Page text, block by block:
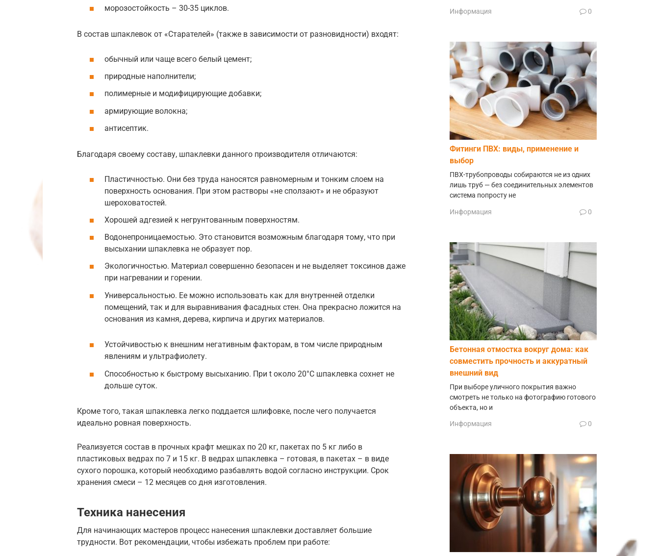
морозостойкость – 30-35 циклов.
В состав шпаклевок от «Старателей» (также в зависимости от разновидности) входят:
обычный или чаще всего белый цемент;
природные наполнители;
полимерные и модифицирующие добавки;
армирующие волокна;
антисептик.
Благодаря своему составу, шпаклевки данного производителя отличаются:
Пластичностью. Они без труда наносятся равномерным и тонким слоем на
поверхность основания. При этом растворы «не сползают» и не образуют
шероховатостей.
Хорошей адгезией к негрунтованным поверхностям.
Водонепроницаемостью. Это становится возможным благодаря тому, что при
высыхании шпаклевка не образует пор.
Экологичностью. Материал совершенно безопасен и не выделяет токсинов даже
при нагревании и горении.
Универсальностью. Ее можно использовать как для внутренней отделки
помещений, так и для выравнивания фасадных стен. Она прекрасно ложится на
основания из камня, дерева, кирпича и других материалов.
Устойчивостью к внешним негативным факторам, в том числе природным
явлениям и ультрафиолету.
Способностью к быстрому высыханию. При t около 20°С шпаклевка сохнет не
дольше суток.
Кроме того, такая шпаклевка легко поддается шлифовке, после чего получается
идеально ровная поверхность.
Реализуется состав в прочных крафт мешках по 20 кг, пакетах по 5 кг либо в
пластиковых ведрах по 7 и 15 кг. В ведрах шпаклевка – готовая, в пакетах – в виде
сухого порошка, который необходимо разбавлять водой согласно инструкции. Срок
хранения смеси – 12 месяцев со дня изготовления.
Техника нанесения
Для начинающих мастеров процесс нанесения шпаклевки доставляет большие
трудности. Вот рекомендации, чтобы избежать проблем при работе:
Информация 0
Фитинги ПВХ: виды, применение и
выбор
ПВХ-трубопроводы собираются не из одних
лишь труб — без соединительных элементов
система попросту не
Информация 0
Бетонная отмостка вокруг дома: как
совместить прочность и аккуратный
внешний вид
При выборе уличного покрытия важно
смотреть не только на фотографию готового
объекта, но и
Информация 0